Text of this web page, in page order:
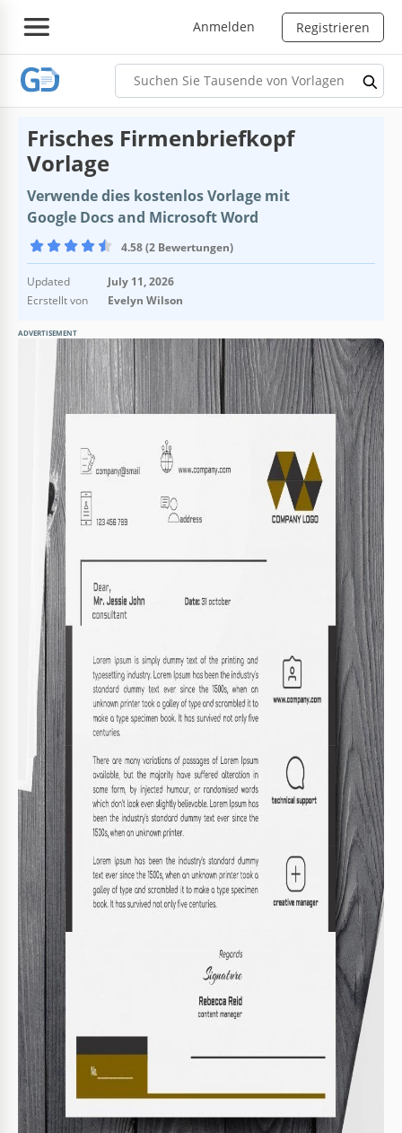
Anmelden Registrieren
Frisches Firmenbriefkopf
Vorlage
Verwende dies kostenlos Vorlage mit
Google Docs and Microsoft Word
4.58 (2 Bewertungen)
Updated
July 11, 2026
Ecrstellt von
Evelyn Wilson
ADVERTISEMENT